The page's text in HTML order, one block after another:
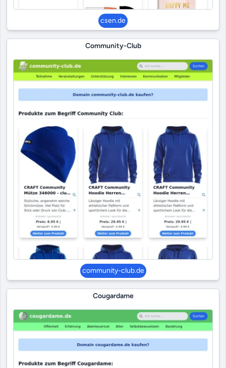
csen.de
Community-Club
community-club.de
Cougardame